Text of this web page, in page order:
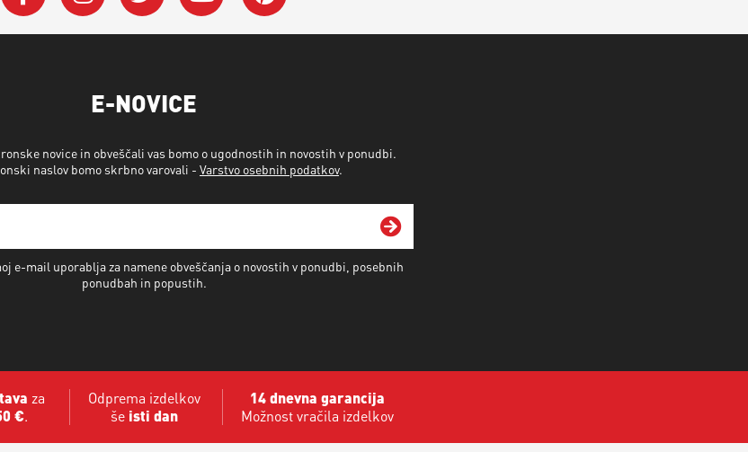
E-NOVICE
novice in obveščali vas bomo o ugodnostih in novostih v ponudbi.
naslov bomo skrbno varovali - Varstvo osebnih podatkov.
e-mail uporablja za namene obveščanja o novostih v ponudbi, posebnih
ponudbah in popustih.
za
€.
Odprema izdelkov
še isti dan
14 dnevna garancija
Možnost vračila izdelkov